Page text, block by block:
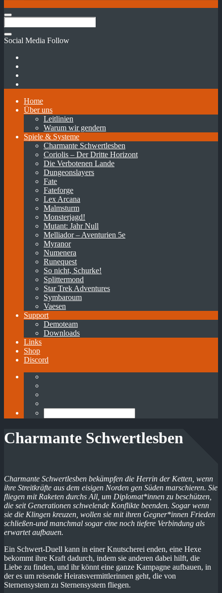
Social Media Follow
Home
Über uns
Leitlinien
Warum wir gendern
Spiele & Systeme
Charmante Schwertlesben
Coriolis – Der Dritte Horizont
Die Verbotenen Lande
Dungeonslayers
Fate
Fateforge
Lex Arcana
Malmsturm
Monsterjagd!
Mutant: Jahr Null
Melliador – Aventurien 5e
Myranor
Numenera
Runequest
So nicht, Schurke!
Splittermond
Star Trek Adventures
Symbaroum
Vaesen
Support
Demoteam
Downloads
Links
Shop
Discord
Charmante Schwertlesben
Charmante Schwertlesben bekämpfen die Herrin der Ketten, wenn
ihre Streitkräfte aus dem eisigen Norden gen Süden marschieren. Sie
fliegen mit Raketen durchs All, um Diplomat*innen zu beschützen,
die seit Generationen schwelende Konflikte beenden. Sogar wenn
sie die Klingen kreuzen, wollen sie mit ihren Gegner*innen Frieden
schließen-und manchmal sogar eine noch tiefere Verbindung als
erwartet aufbauen.
Ein Schwert-Duell kann in einer Knutscherei enden, eine Hexe
bekommt ihre Kraft dadurch, indem sie anderen dabei hilft, die
Liebe zu finden, und ihr könnt eine ganze Kampagne aufbauen, in
der es um reisende Heiratsvermittlerinnen geht, die von
Sternensystem zu Sternensystem fliegen.